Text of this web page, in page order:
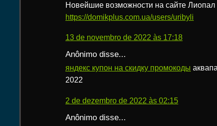
Новейшие возможности на сайте Лиопал
https://domikplus.com.ua/users/uribyli
13 de novembro de 2022 às 17:18
Anônimo disse...
яндекс купон на скидку промокоды
2022
2 de dezembro de 2022 às 02:15
Anônimo disse...